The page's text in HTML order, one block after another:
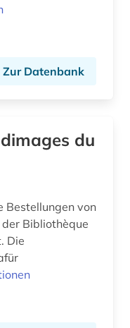
Zur Datenbank
du
Bestellungen von
Bibliothèque
Die